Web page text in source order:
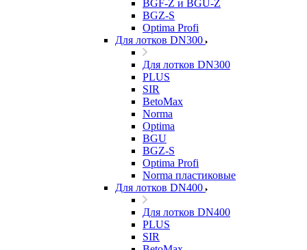
BGF-Z и BGU-Z
BGZ-S
Optima Profi
Для лотков DN300
Для лотков DN300
PLUS
SIR
BetoMax
Norma
Optima
BGU
BGZ-S
Optima Profi
Norma пластиковые
Для лотков DN400
Для лотков DN400
PLUS
SIR